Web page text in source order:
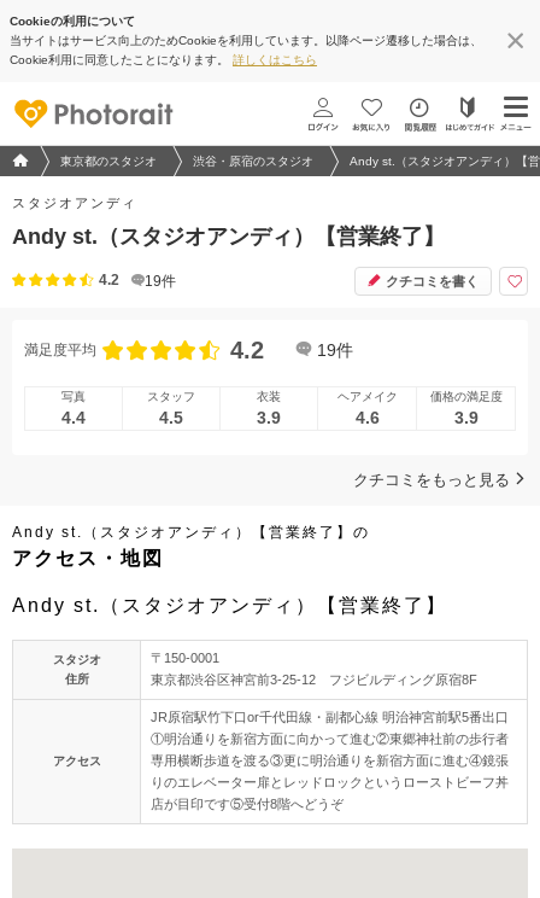
Cookieの利用について
当サイトはサービス向上のためCookieを利用しています。以降ページ遷移した場合は、
Cookie利用に同意したことになります。 詳しくはこちら
フォトウエディング/結婚写真のPhotorait ホーム
東京都のスタジオ 渋谷・原宿のスタジオ Andy st.（スタジオアンディ）【
スタジオアンディ
Andy st.（スタジオアンディ）【営業終了】
4.2 19件 クチコミを書く
満足度平均 4.2 19件
写真
4.4
スタッフ
4.5
衣装
3.9
ヘアメイク
4.6
価格の満足度
3.9
クチコミをもっと見る
Andy st.（スタジオアンディ）【営業終了】の
アクセス・地図
Andy st.（スタジオアンディ）【営業終了】
スタジオ
住所
〒150-0001
東京都渋谷区神宮前3-25-12 フジビルディング原宿8F
アクセス
JR原宿駅竹下口or千代田線・副都心線 明治神宮前駅5番出口
①明治通りを新宿方面に向かって進む②東郷神社前の歩行者
専用横断歩道を渡る③更に明治通りを新宿方面に進む④鏡張
りのエレベーター扉とレッドロックというローストビーフ丼
店が目印です⑤受付8階へどうぞ
地図アプリで見る